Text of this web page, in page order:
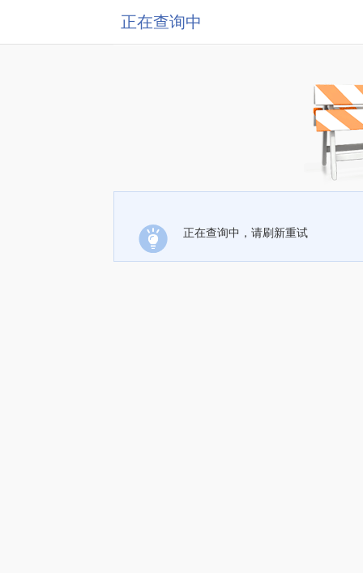
正在查询中
正在查询中，请刷新重试